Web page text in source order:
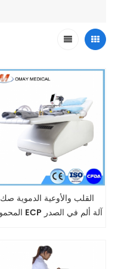
القلب والأوعية الدموية صك
المحمولة ECP آلة ألم في الصدر